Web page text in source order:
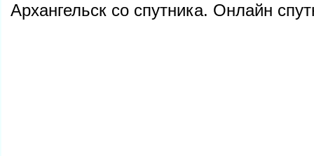
Архангельск со спутника. Онлайн